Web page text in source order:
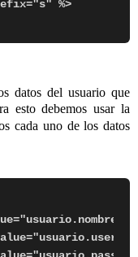
datos del usuario que
esto debemos usar la
cada uno de los datos
usuario.nombre